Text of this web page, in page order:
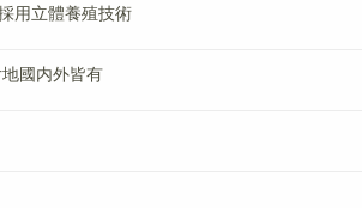
用立體養殖技術
國内外皆有